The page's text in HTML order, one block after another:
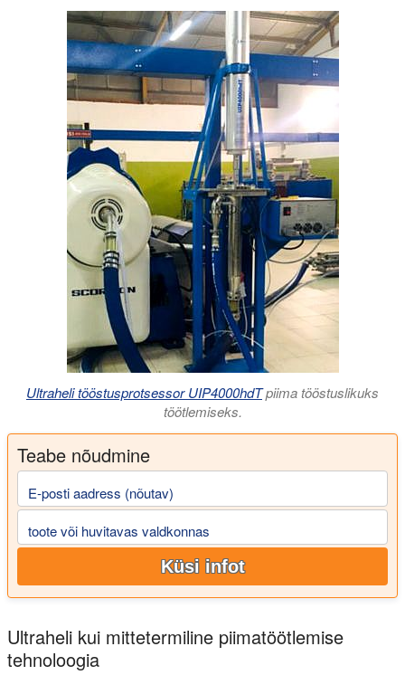
Ultraheli tööstusprotsessor UIP4000hdTpiima tööstuslikuks
töötlemiseks.
Teabe nõudmine
E-posti aadress (nõutav)
toote või huvitavas valdkonnas
Küsi infot
Ultraheli kui mittetermiline piimatöötlemise
tehnoloogia